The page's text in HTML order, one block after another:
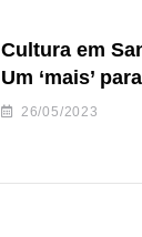
Cultura em
Um ‘mais’
26/05/2023